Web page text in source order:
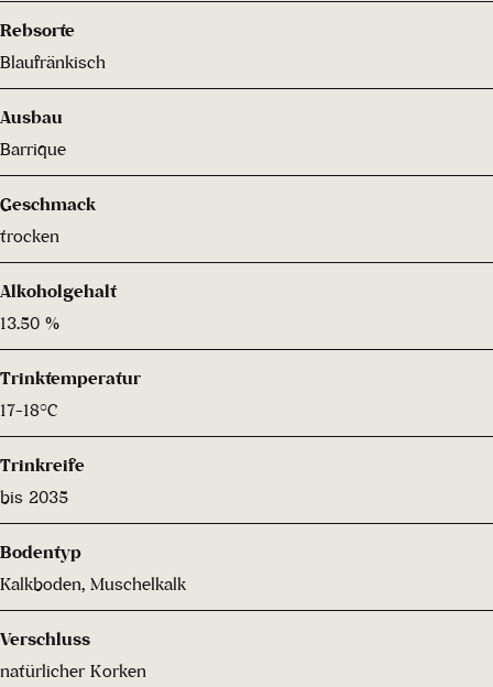
Rebsorte
Blaufränkisch
Ausbau
Barrique
Geschmack
trocken
Alkoholgehalt
13.50 %
Trinktemperatur
17-18°C
Trinkreife
bis 2035
Bodentyp
Kalkboden, Muschelkalk
Verschluss
natürlicher Korken